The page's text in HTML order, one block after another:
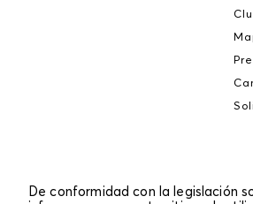
De conformidad con la legislación